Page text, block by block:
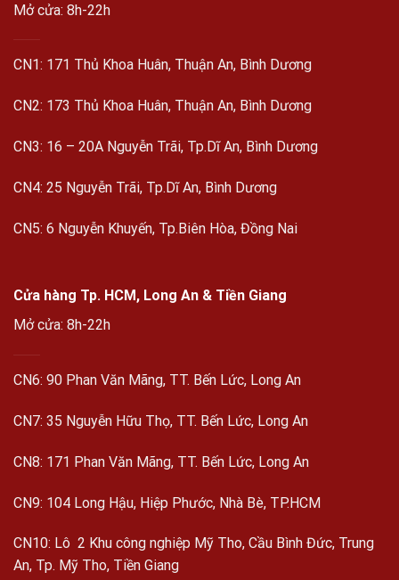
Mở cửa: 8h-22h
CN1: 171 Thủ Khoa Huân, Thuận An, Bình Dương
CN2: 173 Thủ Khoa Huân, Thuận An, Bình Dương
CN3: 16 – 20A Nguyễn Trãi, Tp.Dĩ An, Bình Dương
CN4: 25 Nguyễn Trãi, Tp.Dĩ An, Bình Dương
CN5: 6 Nguyễn Khuyến, Tp.Biên Hòa, Đồng Nai
Cửa hàng Tp. HCM, Long An & Tiền Giang
Mở cửa: 8h-22h
CN6: 90 Phan Văn Mãng, TT. Bến Lức, Long An
CN7: 35 Nguyễn Hữu Thọ, TT. Bến Lức, Long An
CN8: 171 Phan Văn Mãng, TT. Bến Lức, Long An
CN9: 104 Long Hậu, Hiệp Phước, Nhà Bè, TP.HCM
CN10: Lô 2 Khu công nghiệp Mỹ Tho, Cầu Bình Đức, Trung
An, Tp. Mỹ Tho, Tiền Giang